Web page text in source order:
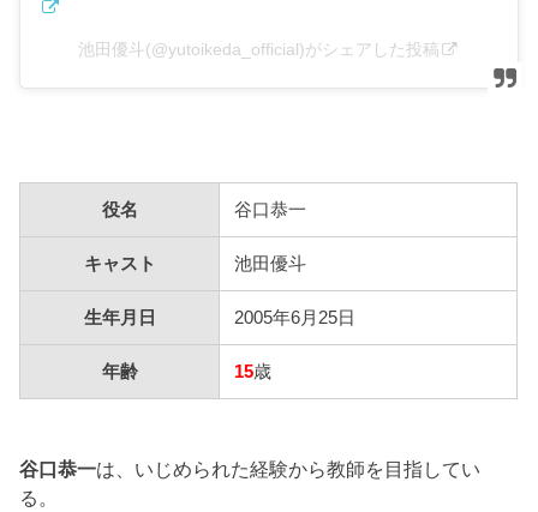
池田優斗(@yutoikeda_official)がシェアした投稿
役名 谷口恭一
キャスト 池田優斗
生年月日 2005年6月25日
年齢 15歳
谷口恭一は、いじめられた経験から教師を目指してい
る。